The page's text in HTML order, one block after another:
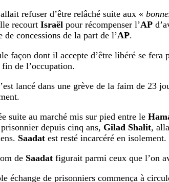
refuser d’être relâché suite aux «
recourt Israël pour récompenser l’AP
concessions de la part de l’AP.
façon dont il accepte d’être libéré se fera
de l’occupation.
lancé dans une grève de la faim de 23
suite au marché mis sur pied entre le
depuis cinq ans, Gilad Shalit,
Saadat est resté incarcéré en isolement.
de Saadat figurait parmi ceux que l’on
échange de prisonniers commença à